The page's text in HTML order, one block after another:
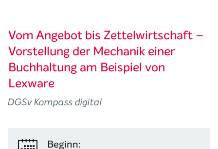
Vom Angebot bis Zettelwirtschaft –
Vorstellung der Mechanik einer
Buchhaltung am Beispiel von
Lexware
DGSv Kompass digital
Beginn: